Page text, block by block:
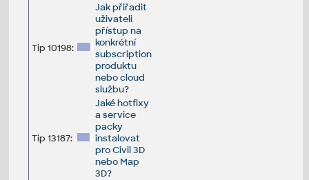
Tip 10198:
Jak přiřadit
uživateli
přístup na
konkrétní
subscription
produktu
nebo cloud
službu?
Tip 13187:
Jaké hotfixy
a service
packy
instalovat
pro Civil 3D
nebo Map
3D?